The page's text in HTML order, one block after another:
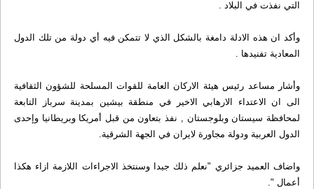
التي نفذت في البلاد .
وأكد ان هذه الادلة دامغة بالشكل الذي لا تتمكن فيه أي دولة من تلك الدول
المعادية تفنيدها .
وأشار مساعد رئيس هيئة الاركان العامة للقوات المسلحة للشؤون الثقافية
الى ان الاعتداء الارهابي الاخير في منطقة بيشين بمدينة سرباز التابعة
لمحافظة سيستان وبلوجستان , نفذ بتعاون من قبل أمريكا وبريطانيا وإحدى
الدول العربية ودولة مجاورة لايران في الجهة الشرقية.
واضاف العميد جزائري "نعلم ذلك جيدا وسنتخذ الاجراءات اللازمة ازاء هكذا
أعمال ".